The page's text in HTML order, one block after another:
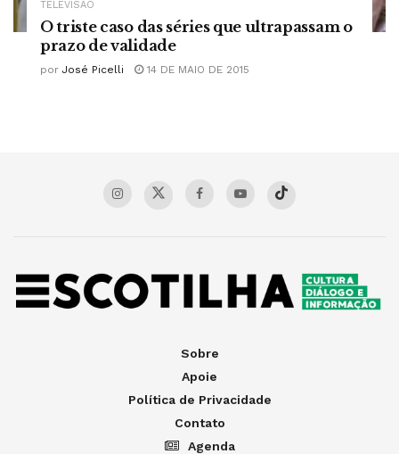
TELEVISÃO
O triste caso das séries que ultrapassam o
prazo de validade
por José Picelli 14 DE MAIO DE 2015
Sobre
Apoie
Política de Privacidade
Contato
Agenda